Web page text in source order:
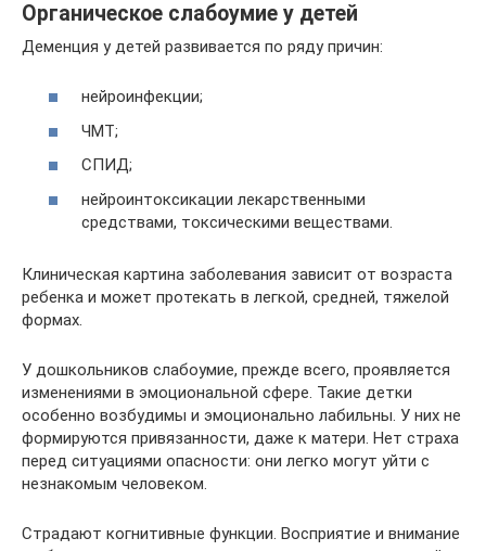
Органическое слабоумие у детей
Деменция у детей развивается по ряду причин:
нейроинфекции;
ЧМТ;
СПИД;
нейроинтоксикации лекарственными
средствами, токсическими веществами.
Клиническая картина заболевания зависит от возраста
ребенка и может протекать в легкой, средней, тяжелой
формах.
У дошкольников слабоумие, прежде всего, проявляется
изменениями в эмоциональной сфере. Такие детки
особенно возбудимы и эмоционально лабильны. У них не
формируются привязанности, даже к матери. Нет страха
перед ситуациями опасности: они легко могут уйти с
незнакомым человеком.
Страдают когнитивные функции. Восприятие и внимание